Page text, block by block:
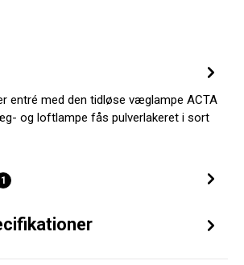
entré med den tidløse væglampe ACTA
og loftlampe fås pulverlakeret i sort
1